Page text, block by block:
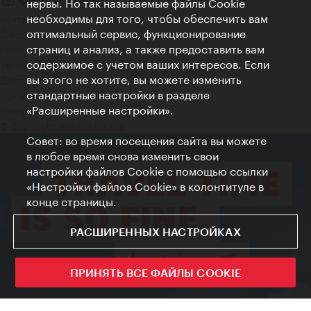
Контакт
Credits
Положение о конфиденциальности
Terms of Use
Доступность
Контакты для прессы
Настройки файлов Cookie
нервы. Но так называемые файлы Cookie
необходимы для того, чтобы обеспечить вам
оптимальный сервис, функционирование
страниц и анализ, а также предоставить вам
содержимое с учетом ваших интересов. Если
вы этого не хотите, вы можете изменить
стандартные настройки в разделе
«Расширенные настройки».
Совет: во время посещения сайта вы можете
в любое время снова изменить свои
настройки файлов Cookie с помощью ссылки
«Настройки файлов Cookie» в колонтитуле в
конце страницы.
РАСШИРЕННЫХ НАСТРОЙКАХ
ПРИНЯТЬ ВСЕ ФАЙЛЫ COOKIE